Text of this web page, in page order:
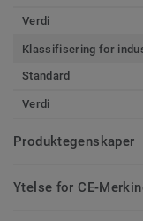
Verdi
Klassifisering for
Standard
Verdi
Produktegenskaper
Ytelse for CE-